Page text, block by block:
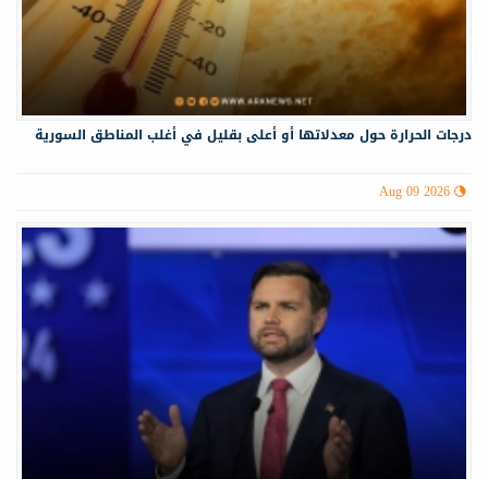
درجات الحرارة حول معدلاتها أو أعلى بقليل في أغلب المناطق السورية
Aug 09 2026